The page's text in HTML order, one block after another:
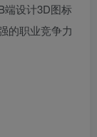
端设计3D图标
的职业竞争力